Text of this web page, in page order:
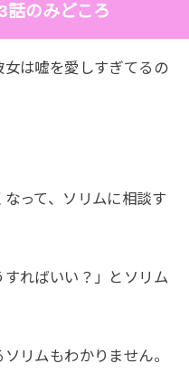
話のみどころ
は嘘を愛しすぎてるの
って、ソリムに相談す
ればいい？」とソリム
リムもわかりません。